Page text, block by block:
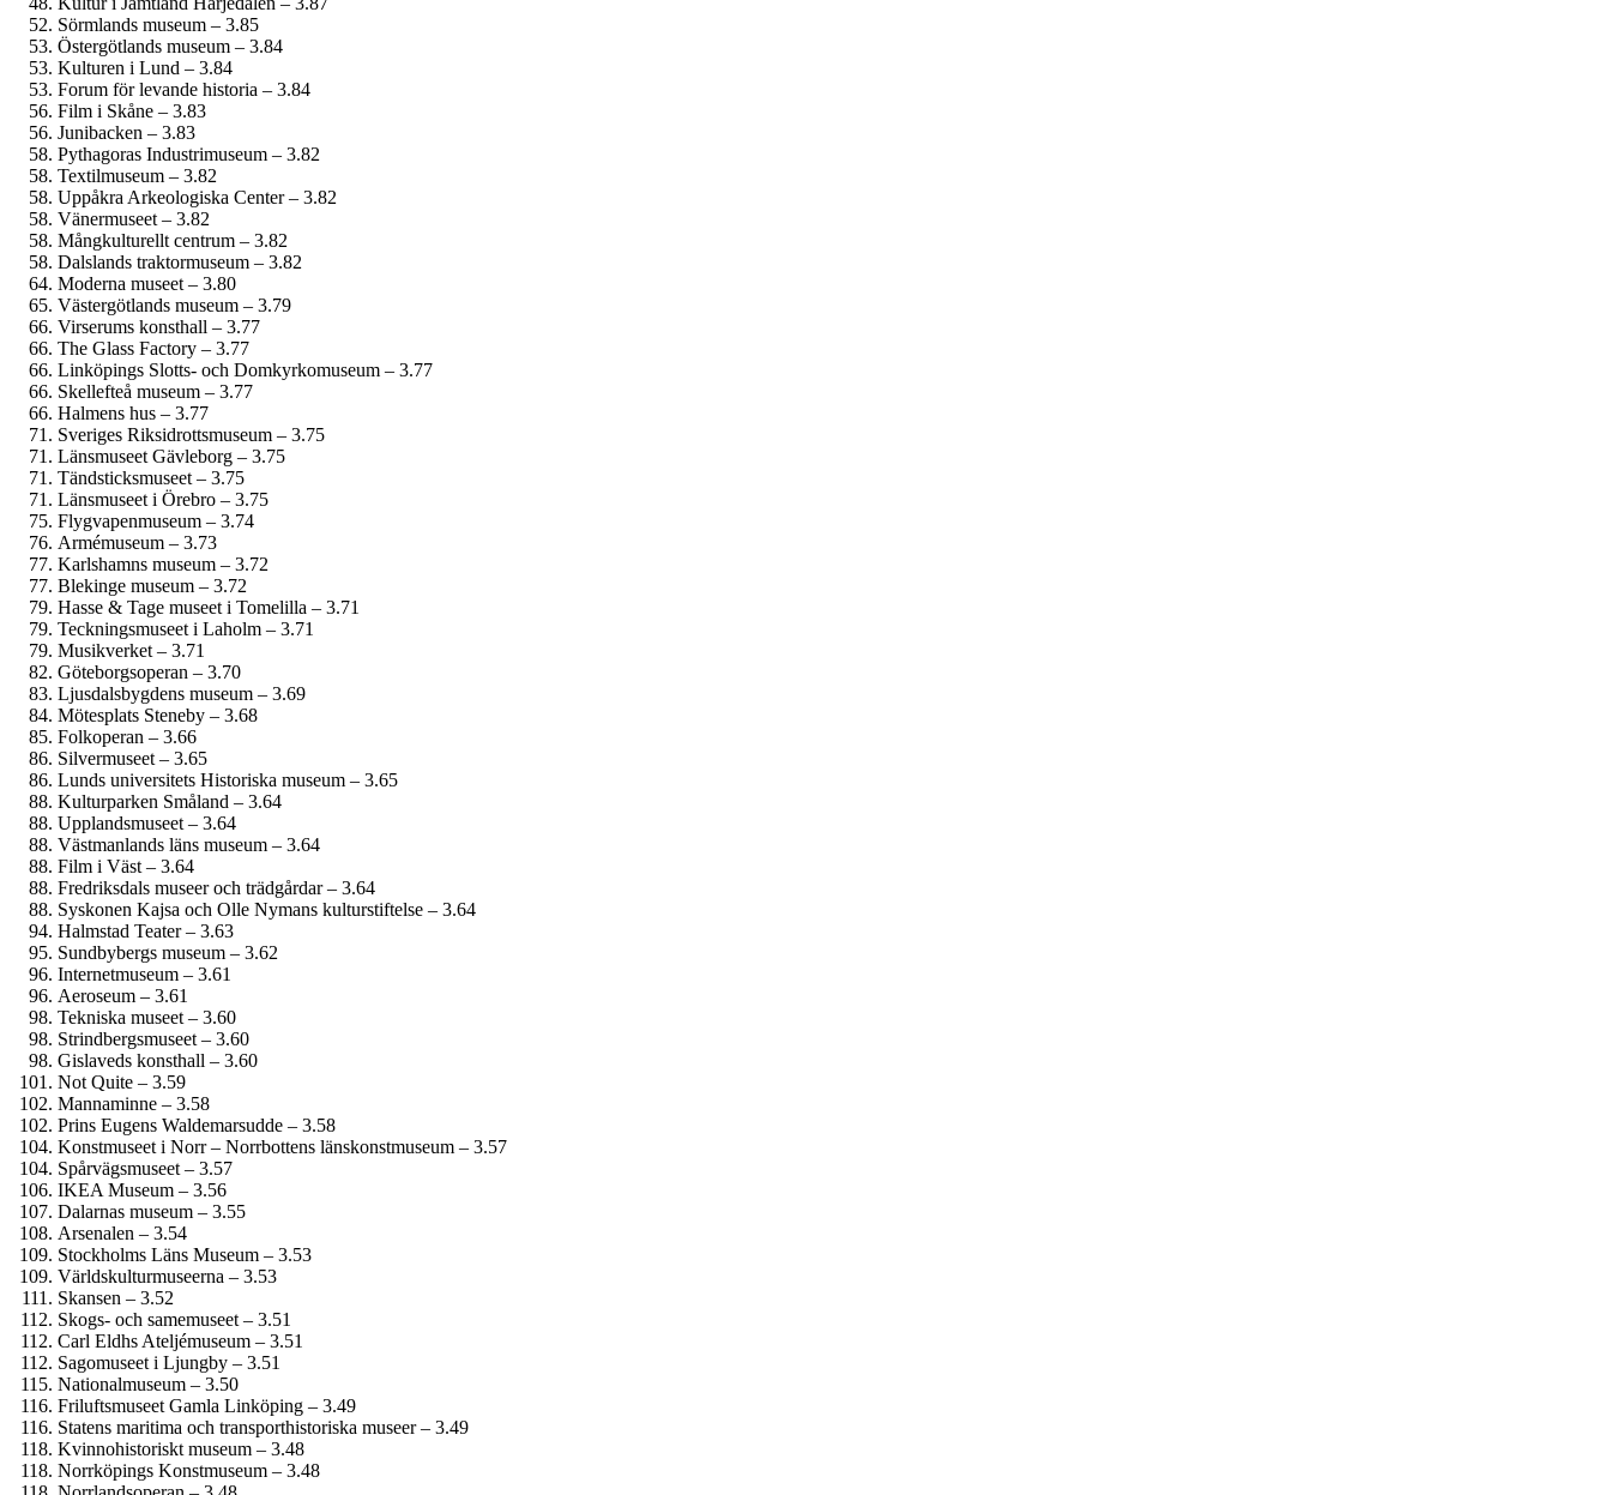
Sörmlands museum – 3.85
Östergötlands museum – 3.84
Kulturen i Lund – 3.84
Forum för levande historia – 3.84
Film i Skåne – 3.83
Junibacken – 3.83
Pythagoras Industrimuseum – 3.82
Textilmuseum – 3.82
Uppåkra Arkeologiska Center – 3.82
Vänermuseet – 3.82
Mångkulturellt centrum – 3.82
Dalslands traktormuseum – 3.82
Moderna museet – 3.80
Västergötlands museum – 3.79
Virserums konsthall – 3.77
The Glass Factory – 3.77
Linköpings Slotts- och Domkyrko­museum – 3.77
Skellefteå museum – 3.77
Halmens hus – 3.77
Sveriges Riksidrottsmuseum – 3.75
Länsmuseet Gävleborg – 3.75
Tändsticks­museet – 3.75
Länsmuseet i Örebro – 3.75
Flygvapen­museum – 3.74
Armé­museum – 3.73
Karlshamns museum – 3.72
Blekinge museum – 3.72
Hasse & Tage museet i Tomelilla – 3.71
Teckningsmuseet i Laholm – 3.71
Musikverket – 3.71
Göteborgs­operan – 3.70
Ljusdals­bygdens museum – 3.69
Mötesplats Steneby – 3.68
Folkoperan – 3.66
Silvermuseet – 3.65
Lunds universitets Historiska museum – 3.65
Kulturparken Småland – 3.64
Upplands­museet – 3.64
Västmanlands läns museum – 3.64
Film i Väst – 3.64
Fredriksdals museer och trädgårdar – 3.64
Syskonen Kajsa och Olle Nymans kulturstiftelse – 3.64
Halmstad Teater – 3.63
Sundbybergs museum – 3.62
Internet­museum – 3.61
Aeroseum – 3.61
Tekniska museet – 3.60
Strindbergs­museet – 3.60
Gislaveds konsthall – 3.60
Not Quite – 3.59
Mannaminne – 3.58
Prins Eugens Waldemarsudde – 3.58
Konstmuseet i Norr – Norrbottens länskonst­museum – 3.57
Spårvägsmuseet – 3.57
IKEA Museum – 3.56
Dalarnas museum – 3.55
Arsenalen – 3.54
Stockholms Läns Museum – 3.53
Världskultur­museerna – 3.53
Skansen – 3.52
Skogs- och samemuseet – 3.51
Carl Eldhs Ateljémuseum – 3.51
Sagomuseet i Ljungby – 3.51
National­museum – 3.50
Frilufts­museet Gamla Linköping – 3.49
Statens maritima och transporthistoriska museer – 3.49
Kvinnohistoriskt museum – 3.48
Norrköpings Konstmuseum – 3.48